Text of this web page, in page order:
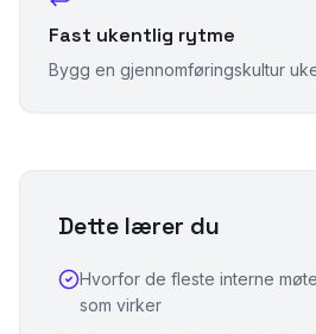
Fast ukentlig rytme
Bygg en gjennomføringskultur
Dette lærer du
Hvorfor de fleste interne
som virker